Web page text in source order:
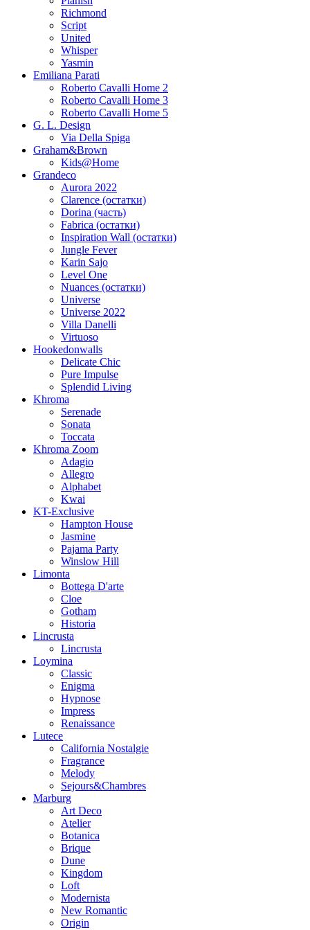
Richmond
Script
United
Whisper
Yasmin
Emiliana Parati
Roberto Cavalli Home 2
Roberto Cavalli Home 3
Roberto Cavalli Home 5
G. L. Design
Via Della Spiga
Graham&Brown
Kids@Home
Grandeco
Aurora 2022
Clarence (остатки)
Dorina (часть)
Fabrica (остатки)
Inspiration Wall (остатки)
Jungle Fever
Karin Sajo
Level One
Nuances (остатки)
Universe
Universe 2022
Villa Danelli
Virtuoso
Hookedonwalls
Delicate Chic
Pure Impulse
Splendid Living
Khroma
Serenade
Sonata
Toccata
Khroma Zoom
Adagio
Allegro
Alphabet
Kwai
KT-Exclusive
Hampton House
Jasmine
Pajama Party
Winslow Hill
Limonta
Bottega D'arte
Cloe
Gotham
Historia
Lincrusta
Lincrusta
Loymina
Classic
Enigma
Hypnose
Impress
Renaissance
Lutece
California Nostalgie
Fragrance
Melody
Sejours&Chambres
Marburg
Art Deco
Atelier
Botanica
Brique
Dune
Kingdom
Loft
Modernista
New Romantic
Origin